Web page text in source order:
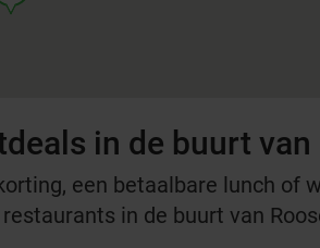
in de buurt
een betaalbare lunch of
in de buurt van